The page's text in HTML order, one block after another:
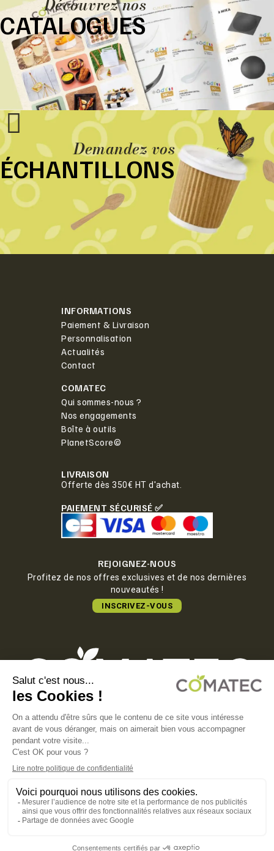
Découvrez nos
CATALOGUES
Demandez vos
ÉCHANTILLONS
INFORMATIONS
Paiement & Livraison
Personnalisation
Actualités
Contact
COMATEC
Qui sommes-nous ?
Nos engagements
Boîte à outils
PlanetScore©
LIVRAISON
Offerte dès 350€ HT d'achat.
PAIEMENT SÉCURISÉ ✅
REJOIGNEZ-NOUS
Profitez de nos offres exclusives et de nos dernières
nouveautés !
INSCRIVEZ-VOUS
COMATEC PACKAGING
Boulevard François-Xavier Fafeur
11000 Carcassonne, FRANCE
POLITIQUE DE CONFIDENTIALITÉ
POLITIQUE EN MATIÈRE DE COOKIES
CGV